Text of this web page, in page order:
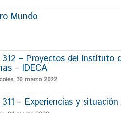
Mundo
312 – Proyectos del Instituto
– IDECA
30 marzo 2022
311 – Experiencias y